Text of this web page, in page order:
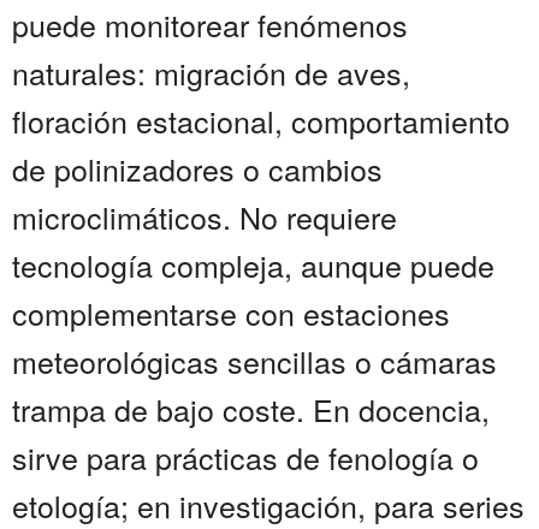
puede monitorear fenómenos
naturales: migración de aves,
floración estacional, comportamiento
de polinizadores o cambios
microclimáticos. No requiere
tecnología compleja, aunque puede
complementarse con estaciones
meteorológicas sencillas o cámaras
trampa de bajo coste. En docencia,
sirve para prácticas de fenología o
etología; en investigación, para series